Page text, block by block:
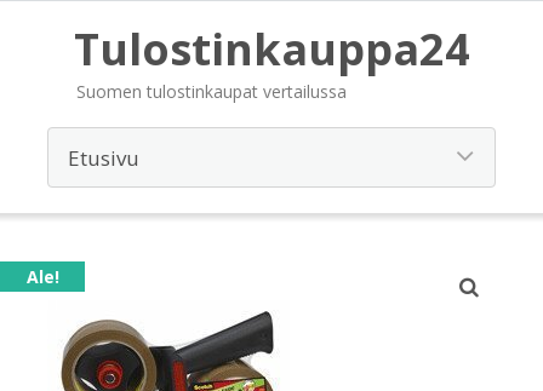
Tulostinkauppa24
Suomen tulostinkaupat vertailussa
Ale!